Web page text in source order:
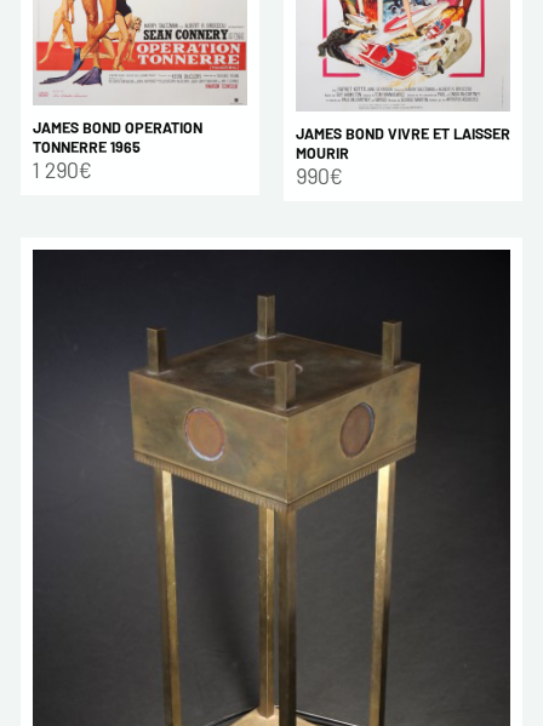
JAMES BOND OPERATION
TONNERRE 1965
1 290€
JAMES BOND VIVRE ET LAISSER
MOURIR
990€